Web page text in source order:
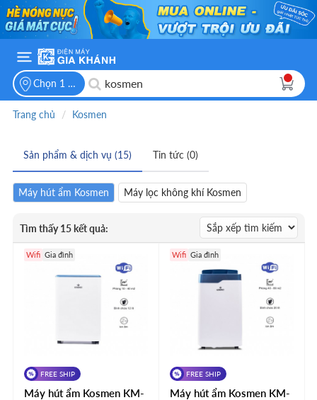
Chọn 1 vị trí để xem giá bán
Trang chủ Kosmen
Sản phẩm & dịch vụ (15) Tin tức (0)
Máy hút ẩm Kosmen Máy lọc không khí Kosmen
Tìm thấy 15 kết quả:
Wifi Gia đình
FREE SHIP
Máy hút ẩm Kosmen KM-
Wifi Gia đình
FREE SHIP
Máy hút ẩm Kosmen KM-